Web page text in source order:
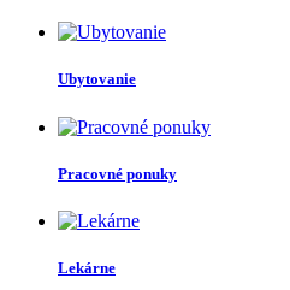
Ubytovanie
Pracovné ponuky
Lekárne